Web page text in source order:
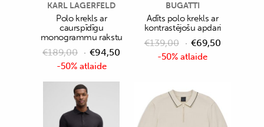
-50% atlaide
KARL LAGERFELD
Polo krekls ar
caurspīdīgu
monogrammu rakstu
€189,00 €94,50 -50% atlaide
BUGATTI
Adīts polo krekls ar
kontrastējošu apdari
€139,00 €69,50